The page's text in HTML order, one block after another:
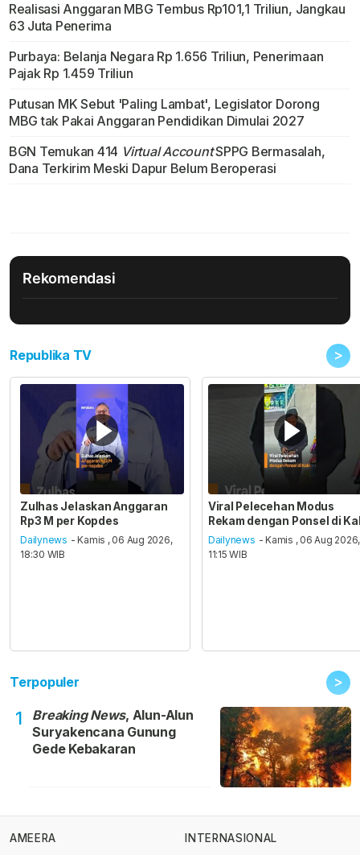
Realisasi Anggaran MBG Tembus Rp101,1 Triliun, Jangkau
63 Juta Penerima
Purbaya: Belanja Negara Rp 1.656 Triliun, Penerimaan
Pajak Rp 1.459 Triliun
Putusan MK Sebut 'Paling Lambat', Legislator Dorong
MBG tak Pakai Anggaran Pendidikan Dimulai 2027
BGN Temukan 414 Virtual AccountSPPG Bermasalah,
Dana Terkirim Meski Dapur Belum Beroperasi
Rekomendasi
Republika TV >
Zulhas Jelaskan Anggaran
Rp3 M per Kopdes
Dailynews - Kamis , 06 Aug 2026,
18:30 WIB
Viral Pelecehan Modus
Rekam dengan Ponsel di
Dailynews - Kamis , 06 Aug 2026,
11:15 WIB
Terpopuler >
1 Breaking News, Alun-Alun
Suryakencana Gunung
Gede Kebakaran
AMEERA
INTERNASIONAL